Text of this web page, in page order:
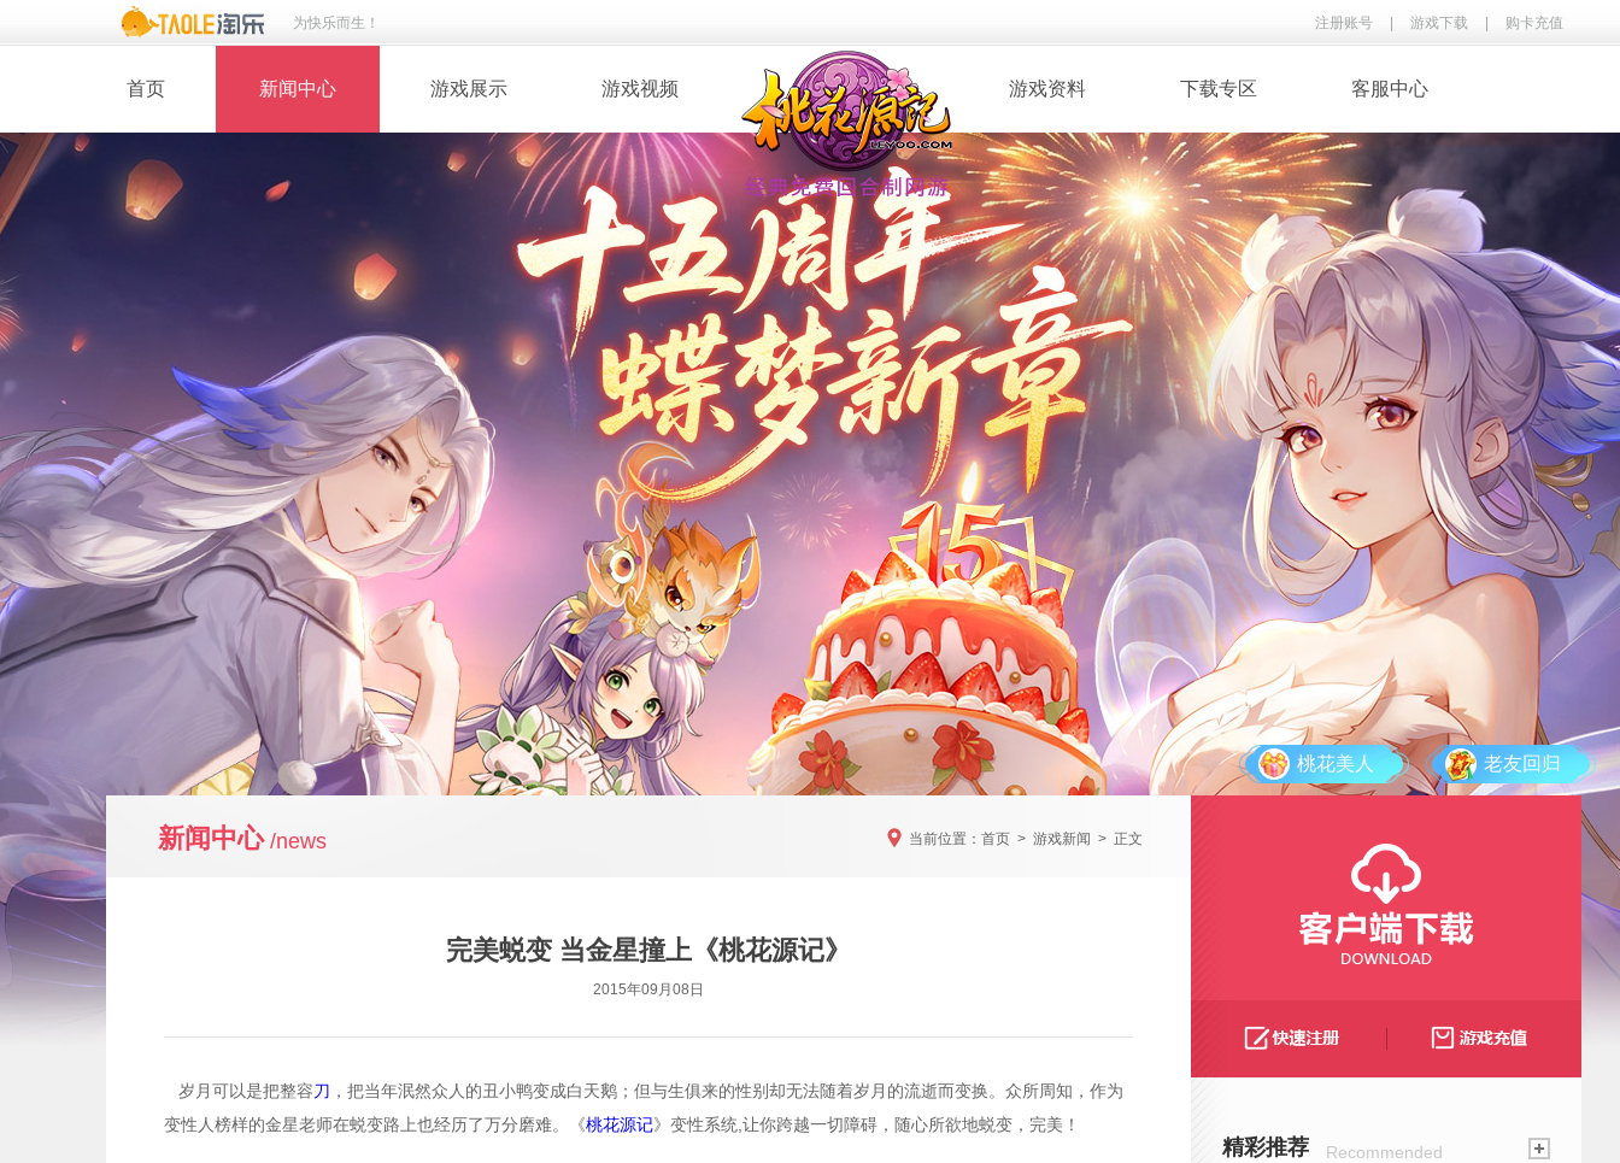
为快乐而生！ 注册账号 游戏下载 购卡充值
首页 新闻中心 游戏展示 游戏视频 客服中心
下载专区
游戏资料
· 维护公告
· 桃花美人
· 桃花服战
· 玩家自制
· 版本CG
· 解说视频
· 录像下载
· 游戏音乐
· 玩家翻唱
· 新手指南
· 资料攻略
· 召唤兽图鉴
老友回归
桃花美人
新闻中心 /news 当前位置： 首页 > 游戏新闻 > 正文
完美蜕变 当金星撞上《桃花源记》
2015年09月08日
岁月可以是把整容刀 ，把当年泯然众人的丑小鸭变成白天鹅；但与生俱来的性别却无法随着岁月的流逝而变换。众所周知，作为
变性人榜样的金星老师在蜕变路上也经历了万分磨难。《桃花源记》变性系统,让你跨越一切障碍，随心所欲地蜕变，完美！
精彩推荐 Recommended